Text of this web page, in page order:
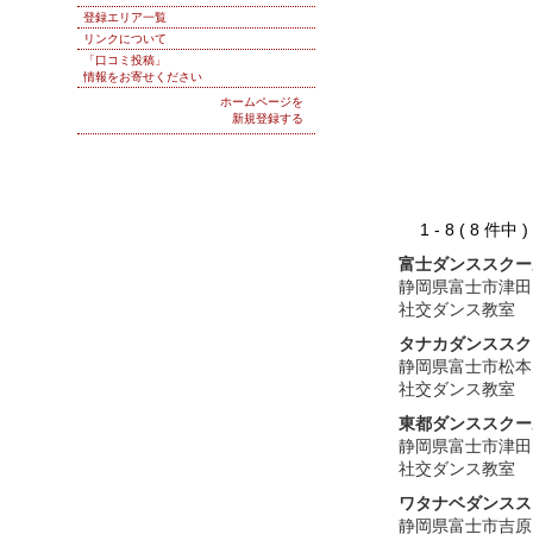
1 - 8 ( 8 件
富士ダンススク
静岡県富士市津
社交ダンス教室
タナカダンスス
静岡県富士市松
社交ダンス教室
東都ダンススク
静岡県富士市津
社交ダンス教室
ワタナベダンス
静岡県富士市吉
登録エリア一覧
リンクについて
「口コミ投稿」
情報をお寄せください
ホームページを
新規登録する